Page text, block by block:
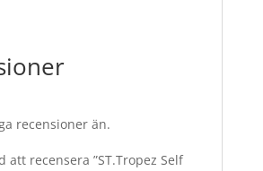
recensioner än.
att recensera ”ST.Tropez Self